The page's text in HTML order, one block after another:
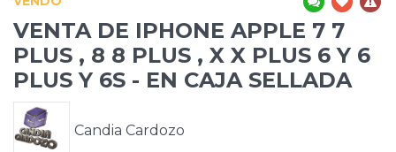
VENTA DE IPHONE APPLE 7 7
PLUS , 8 8 PLUS , X X PLUS 6 Y 6
PLUS Y 6S - EN CAJA SELLADA
Candia Cardozo